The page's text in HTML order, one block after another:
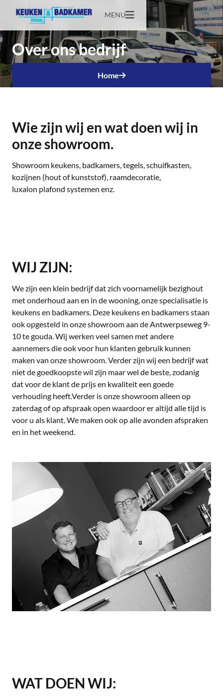
MENU
Over ons bedrijf
Home
Wie zijn wij en wat doen wij in
onze showroom.
Showroom keukens, badkamers, tegels, schuifkasten,
kozijnen (hout of kunststof), raamdecoratie,
luxalon plafond systemen enz.
WIJ ZIJN:
We zijn een klein bedrijf dat zich voornamelijk bezighout
met onderhoud aan en in de wooning, onze specialisatie is
keukens en badkamers. Deze keukens en badkamers staan
ook opgesteld in onze showroom aan de Antwerpseweg 9-
10 te gouda. Wij werken veel samen met andere
aannemers die ook voor hun klanten gebruik kunnen
maken van onze showroom. Verder zijn wij een bedrijf wat
niet de goedkoopste wil zijn maar wel de beste, zodanig
dat voor de klant de prijs en kwaliteit een goede
verhouding heeft.Verder is onze showroom alleen op
zaterdag of op afspraak open waardoor er altijd alle tijd is
voor u als klant. We maken ook op alle avonden afspraken
en in het weekend.
WAT DOEN WIJ: